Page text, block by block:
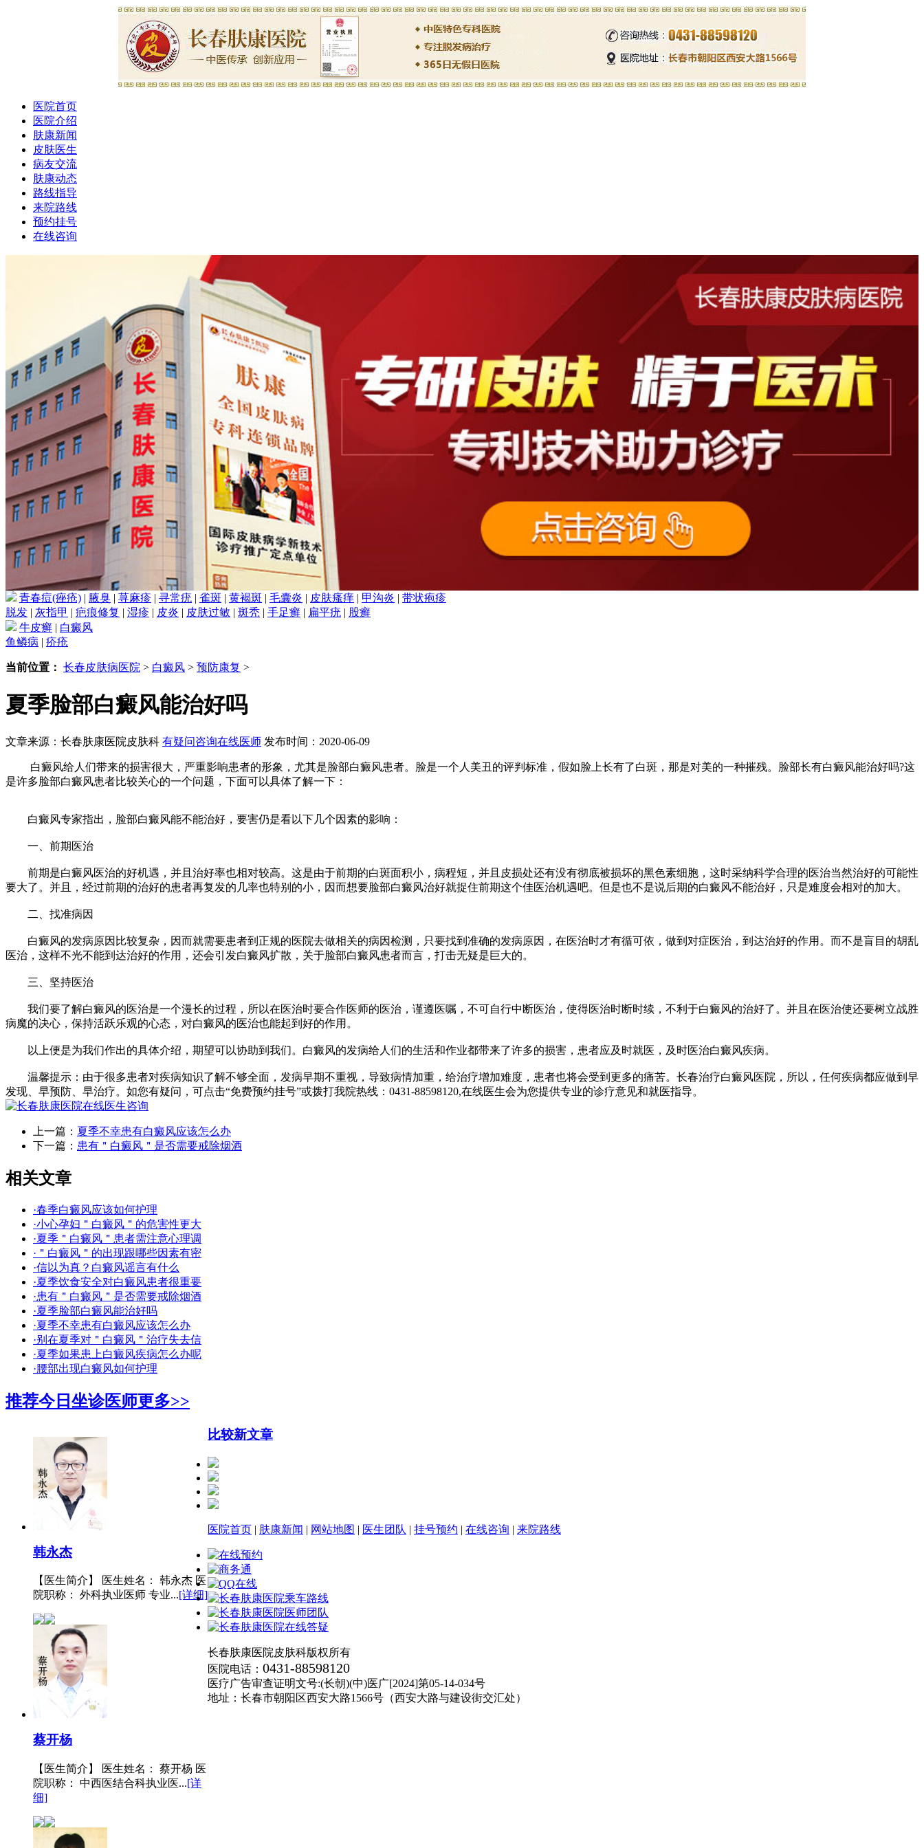
医院首页
医院介绍
肤康新闻
皮肤医生
病友交流
肤康动态
路线指导
来院路线
预约挂号
在线咨询
青春痘(痤疮) 腋臭 荨麻疹 寻常疣 雀斑 黄褐斑 毛囊炎 皮肤瘙痒 甲沟炎
带状疱疹
脱发
灰指甲 疤痕修复 湿疹 皮炎 皮肤过敏 斑秃 手足癣 扁平疣
股癣
牛皮癣
白癜风
鱼鳞病
疥疮
当前位置： 长春皮肤病医院 > 白癜风 > 预防康复 >
夏季脸部白癜风能治好吗
文章来源：长春肤康医院皮肤科 有疑问咨询在线医师 发布时间：2020-06-09
白癜风给人们带来的损害很大，严重影响患者的形象，尤其是脸部白癜风患者。脸是一个人美丑的评判标准，假如脸上长有了白斑，那是对美的一种摧残。脸部长有白癜风能治好吗?这
是许多脸部白癜风患者比较关心的一个问题，下面可以具体了解一下：
白癜风专家指出，脸部白癜风能不能治好，要害仍是看以下几个因素的影响：
一、前期医治
前期是白癜风医治的好机遇，并且治好率也相对较高。这是由于前期的白斑面积小，病程短，并且皮损处还有没有彻底被损坏的黑色素细胞，这时采纳科学合理的医治当然治好的可能性
要大了。并且，经过前期的治好的患者再复发的几率也特别的小，因而想要脸部白癜风治好就捉住前期这个佳医治机遇吧。但是也不是说后期的白癜风不能治好，只是难度会相对的加大。
二、找准病因
白癜风的发病原因比较复杂，因而就需要患者到正规的医院去做相关的病因检测，只要找到准确的发病原因，在医治时才有循可依，做到对症医治，到达治好的作用。而不是盲目的胡乱
医治，这样不光不能到达治好的作用，还会引发白癜风扩散，关于脸部白癜风患者而言，打击无疑是巨大的。
三、坚持医治
我们要了解白癜风的医治是一个漫长的过程，所以在医治时要合作医师的医治，谨遵医嘱，不可自行中断医治，使得医治时断时续，不利于白癜风的治好了。并且在医治使还要树立战胜
病魔的决心，保持活跃乐观的心态，对白癜风的医治也能起到好的作用。
以上便是为我们作出的具体介绍，期望可以协助到我们。白癜风的发病给人们的生活和作业都带来了许多的损害，患者应及时就医，及时医治白癜风疾病。
温馨提示：由于很多患者对疾病知识了解不够全面，发病早期不重视，导致病情加重，给治疗增加难度，患者也将会受到更多的痛苦。长春治疗白癜风医院，所以，任何疾病都应做到早
发现、早预防、早治疗。如您有疑问，可点击“免费预约挂号”或拨打我院热线：0431-88598120,在线医生会为您提供专业的诊疗意见和就医指导。
上一篇： 夏季不幸患有白癜风应该怎么办
下一篇： 患有＂白癜风＂是否需要戒除烟酒
相关文章
·春季白癜风应该如何护理
·小心孕妇＂白癜风＂的危害性更大
·夏季＂白癜风＂患者需注意心理调
·＂白癜风＂的出现跟哪些因素有密
·信以为真？白癜风谣言有什么
·夏季饮食安全对白癜风患者很重要
·患有＂白癜风＂是否需要戒除烟酒
·夏季脸部白癜风能治好吗
·夏季不幸患有白癜风应该怎么办
·别在夏季对＂白癜风＂治疗失去信
·夏季如果患上白癜风疾病怎么办呢
·腰部出现白癜风如何护理
推荐今日坐诊医师更多>>
韩永杰
【医生简介】 医生姓名： 韩永杰 医
院职称： 外科执业医师 专业...[详细]
蔡开杨
【医生简介】 医生姓名： 蔡开杨 医
院职称： 中西医结合科执业医...[详
细]
比较新文章
医院首页 | 肤康新闻 | 网站地图 | 医生团队 | 挂号预约 | 在线咨询 | 来院路线
长春肤康医院皮肤科版权所有
医院电话： 0431-88598120
医疗广告审查证明文号:(长朝)(中)医广[2024]第05-14-034号
地址：长春市朝阳区西安大路1566号（西安大路与建设街交汇处）